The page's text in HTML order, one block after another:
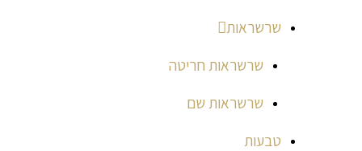
שרשראות
שרשראות חריטה
שרשראות שם
טבעות